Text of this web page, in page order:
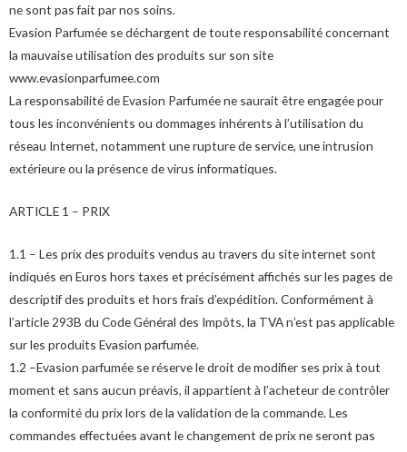
ne sont pas fait par nos soins.
Evasion Parfumée se déchargent de toute responsabilité concernant
la mauvaise utilisation des produits sur son site
www.evasionparfumee.com
La responsabilité de Evasion Parfumée ne saurait être engagée pour
tous les inconvénients ou dommages inhérents à l’utilisation du
réseau Internet, notamment une rupture de service, une intrusion
extérieure ou la présence de virus informatiques.
ARTICLE 1 – PRIX
1.1 – Les prix des produits vendus au travers du site internet sont
indiqués en Euros hors taxes et précisément affichés sur les pages de
descriptif des produits et hors frais d’expédition. Conformément à
l’article 293B du Code Général des Impôts, la TVA n’est pas applicable
sur les produits Evasion parfumée.
1.2 –Evasion parfumée se réserve le droit de modifier ses prix à tout
moment et sans aucun préavis, il appartient à l’acheteur de contrôler
la conformité du prix lors de la validation de la commande. Les
commandes effectuées avant le changement de prix ne seront pas